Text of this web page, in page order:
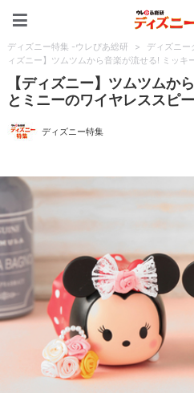
ディズニー特集 -ウレぴあ総研 > ディズニー
ィズニー】ツムツムから音楽が流せる! ミッ
【ディズニー】ツムツムか
とミニーのワイヤレススピ
ディズニー特集